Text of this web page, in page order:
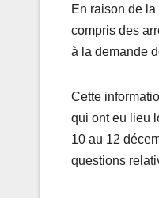
En raison de
compris des
à la demande
Cette
qui ont eu lieu
10 au 12
questions